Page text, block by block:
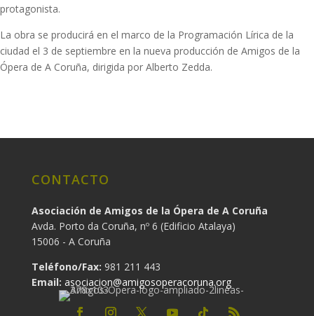
protagonista.
La obra se producirá en el marco de la Programación Lírica de la
ciudad el 3 de septiembre en la nueva producción de Amigos de la
Ópera de A Coruña, dirigida por Alberto Zedda.
CONTACTO
Asociación de Amigos de la Ópera de A Coruña
Avda. Porto da Coruña, nº 6 (Edificio Atalaya)
15006 - A Coruña
Teléfono/Fax: 981 211 443
Email: asociacion@amigosoperacoruna.org